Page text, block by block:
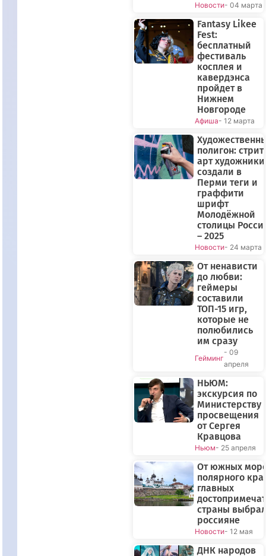
Новости- 04 марта
Fantasy Likee
Fest:
бесплатный
фестиваль
косплея и
кавердэнса
пройдет в
Нижнем
Новгороде
Афиша- 12 марта
полигон:
арт художники
создали в
Перми теги и
граффити
шрифт
Молодёжной
столицы
– 2025
Новости- 24 марта
От ненависти
до любви:
геймеры
составили
ТОП-15 игр,
которые не
полюбились
им сразу
Гейминг
- 09
апреля
НЬЮМ:
экскурсия по
Министерству
просвещения
от Сергея
Кравцова
Ньюм- 25 апреля
От южных
полярного
главных
страны
россияне
Новости- 12 мая
ДНК народов